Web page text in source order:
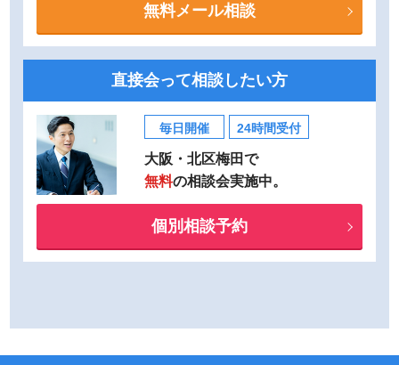
無料メール相談
直接会って相談したい方
毎日開催 24時間受付
大阪・北区梅田で
無料の相談会実施中。
個別相談予約